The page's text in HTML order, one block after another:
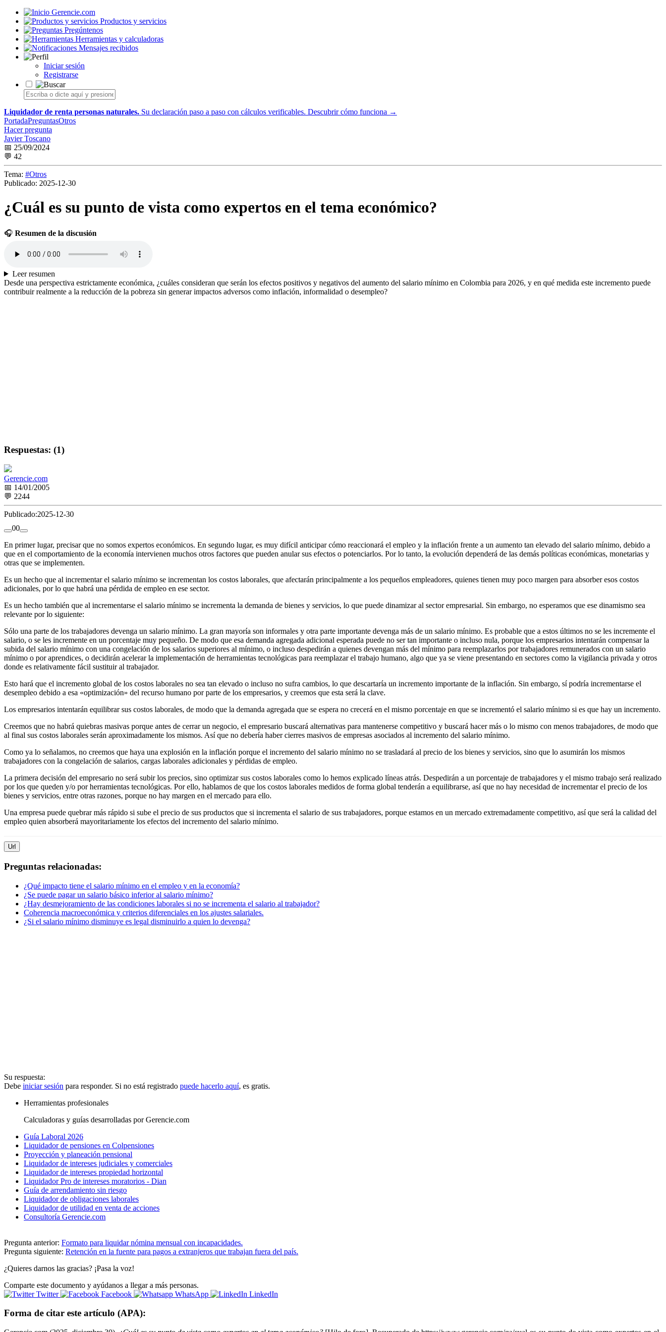
Gerencie.com
Productos y servicios
Pregúntenos
Herramientas y calculadoras
Mensajes recibidos
Iniciar sesión
Registrarse
Liquidador de renta personas naturales. Su declaración paso a paso con cálculos verificables. Descubrir cómo funciona →
PortadaPreguntasOtros
Hacer pregunta
Javier Toscano
📅 25/09/2024
💬 42
Tema: #Otros
Publicado: 2025-12-30
¿Cuál es su punto de vista como expertos en el tema económico?
🎧 Resumen de la discusión
Leer resumen
Desde una perspectiva estrictamente económica, ¿cuáles consideran que serán los efectos positivos y negativos del aumento del salario mínimo en Colombia para 2026, y en qué medida este incremento puede
contribuir realmente a la reducción de la pobreza sin generar impactos adversos como inflación, informalidad o desempleo?
Respuestas: (1)
Gerencie.com
📅 14/01/2005
💬 2244
Publicado:2025-12-30
00
En primer lugar, precisar que no somos expertos económicos. En segundo lugar, es muy difícil anticipar cómo reaccionará el empleo y la inflación frente a un aumento tan elevado del salario mínimo, debido a
que en el comportamiento de la economía intervienen muchos otros factores que pueden anular sus efectos o potenciarlos. Por lo tanto, la evolución dependerá de las demás políticas económicas, monetarias y
otras que se implementen.
Es un hecho que al incrementar el salario mínimo se incrementan los costos laborales, que afectarán principalmente a los pequeños empleadores, quienes tienen muy poco margen para absorber esos costos
adicionales, por lo que habrá una pérdida de empleo en ese sector.
Es un hecho también que al incrementarse el salario mínimo se incrementa la demanda de bienes y servicios, lo que puede dinamizar al sector empresarial. Sin embargo, no esperamos que ese dinamismo sea
relevante por lo siguiente:
Sólo una parte de los trabajadores devenga un salario mínimo. La gran mayoría son informales y otra parte importante devenga más de un salario mínimo. Es probable que a estos últimos no se les incremente el
salario, o se les incremente en un porcentaje muy pequeño. De modo que esa demanda agregada adicional esperada puede no ser tan importante o incluso nula, porque los empresarios intentarán compensar la
subida del salario mínimo con una congelación de los salarios superiores al mínimo, o incluso despedirán a quienes devengan más del mínimo para reemplazarlos por trabajadores remunerados con un salario
mínimo o por aprendices, o decidirán acelerar la implementación de herramientas tecnológicas para reemplazar el trabajo humano, algo que ya se viene presentando en sectores como la vigilancia privada y otros
donde es relativamente fácil sustituir al trabajador.
Esto hará que el incremento global de los costos laborales no sea tan elevado o incluso no sufra cambios, lo que descartaría un incremento importante de la inflación. Sin embargo, sí podría incrementarse el
desempleo debido a esa «optimización» del recurso humano por parte de los empresarios, y creemos que esta será la clave.
Los empresarios intentarán equilibrar sus costos laborales, de modo que la demanda agregada que se espera no crecerá en el mismo porcentaje en que se incrementó el salario mínimo si es que hay un incremento.
Creemos que no habrá quiebras masivas porque antes de cerrar un negocio, el empresario buscará alternativas para mantenerse competitivo y buscará hacer más o lo mismo con menos trabajadores, de modo que
al final sus costos laborales serán aproximadamente los mismos. Así que no debería haber cierres masivos de empresas asociados al incremento del salario mínimo.
Como ya lo señalamos, no creemos que haya una explosión en la inflación porque el incremento del salario mínimo no se trasladará al precio de los bienes y servicios, sino que lo asumirán los mismos
trabajadores con la congelación de salarios, cargas laborales adicionales y pérdidas de empleo.
La primera decisión del empresario no será subir los precios, sino optimizar sus costos laborales como lo hemos explicado líneas atrás. Despedirán a un porcentaje de trabajadores y el mismo trabajo será realizado
por los que queden y/o por herramientas tecnológicas. Por ello, hablamos de que los costos laborales medidos de forma global tenderán a equilibrarse, así que no hay necesidad de incrementar el precio de los
bienes y servicios, entre otras razones, porque no hay margen en el mercado para ello.
Una empresa puede quebrar más rápido si sube el precio de sus productos que si incrementa el salario de sus trabajadores, porque estamos en un mercado extremadamente competitivo, así que será la calidad del
empleo quien absorberá mayoritariamente los efectos del incremento del salario mínimo.
Url
Preguntas relacionadas:
¿Qué impacto tiene el salario mínimo en el empleo y en la economía?
¿Se puede pagar un salario básico inferior al salario mínimo?
¿Hay desmejoramiento de las condiciones laborales si no se incrementa el salario al trabajador?
Coherencia macroeconómica y criterios diferenciales en los ajustes salariales.
¿Si el salario mínimo disminuye es legal disminuirlo a quien lo devenga?
Su respuesta:
Debe iniciar sesión para responder. Si no está registrado puede hacerlo aquí, es gratis.
Herramientas profesionales
Calculadoras y guías desarrolladas por Gerencie.com
Guía Laboral 2026
Liquidador de pensiones en Colpensiones
Proyección y planeación pensional
Liquidador de intereses judiciales y comerciales
Liquidador de intereses propiedad horizontal
Liquidador Pro de intereses moratorios - Dian
Guía de arrendamiento sin riesgo
Liquidador de obligaciones laborales
Liquidador de utilidad en venta de acciones
Consultoría Gerencie.com
Pregunta anterior: Formato para liquidar nómina mensual con incapacidades.
Pregunta siguiente: Retención en la fuente para pagos a extranjeros que trabajan fuera del país.
¿Quieres darnos las gracias? ¡Pasa la voz!
Comparte este documento y ayúdanos a llegar a más personas.
Twitter
Facebook WhatsApp LinkedIn
Forma de citar este artículo (APA):